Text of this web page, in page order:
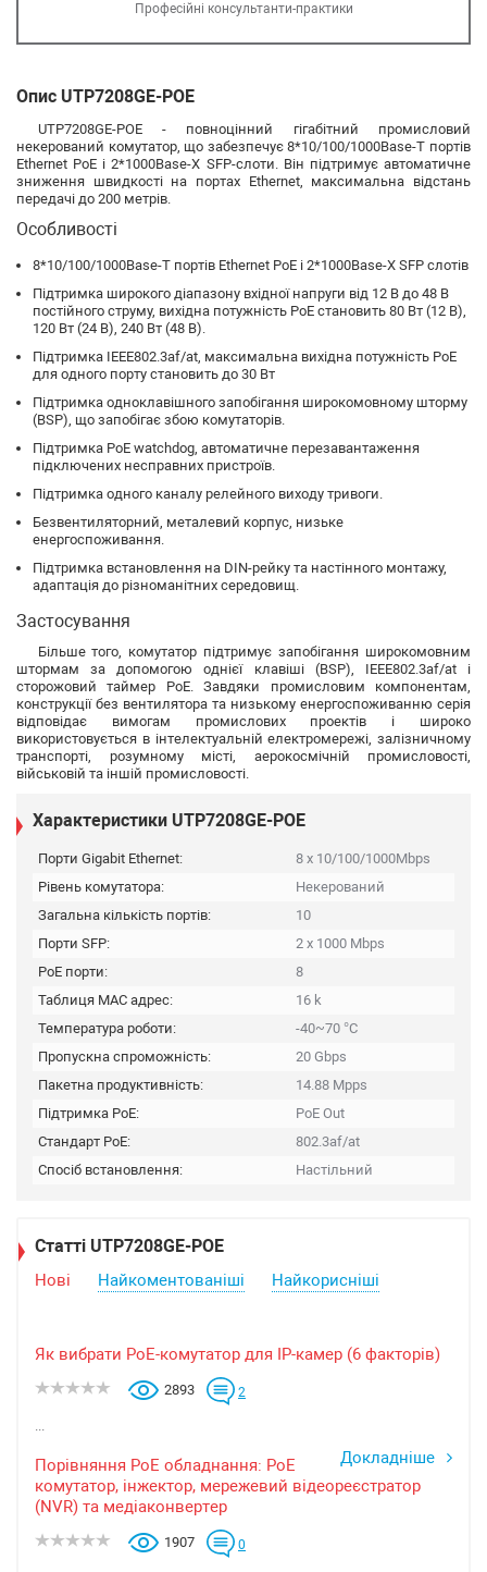
Професійні консультанти-практики
Опис UTP7208GE-POE
UTP7208GE-POE - повноцінний гігабітний промисловий
некерований комутатор, що забезпечує 8*10/100/1000Base-T портів
Ethernet PoE і 2*1000Base-X SFP-слоти. Він підтримує автоматичне
зниження швидкості на портах Ethernet, максимальна відстань
передачі до 200 метрів.
Особливості
8*10/100/1000Base-T портів Ethernet PoE і 2*1000Base-X SFP слотів
Підтримка широкого діапазону вхідної напруги від 12 В до 48 В
постійного струму, вихідна потужність PoE становить 80 Вт (12 В),
120 Вт (24 В), 240 Вт (48 В).
Підтримка IEEE802.3af/at, максимальна вихідна потужність PoE
для одного порту становить до 30 Вт
Підтримка одноклавішного запобігання широкомовному шторму
(BSP), що запобігає збою комутаторів.
Підтримка PoE watchdog, автоматичне перезавантаження
підключених несправних пристроїв.
Підтримка одного каналу релейного виходу тривоги.
Безвентиляторний, металевий корпус, низьке
енергоспоживання.
Підтримка встановлення на DIN-рейку та настінного монтажу,
адаптація до різноманітних середовищ.
Застосування
Більше того, комутатор підтримує запобігання широкомовним
штормам за допомогою однієї клавіші (BSP), IEEE802.3af/at і
сторожовий таймер PoE. Завдяки промисловим компонентам,
конструкції без вентилятора та низькому енергоспоживанню серія
відповідає вимогам промислових проектів і широко
використовується в інтелектуальній електромережі, залізничному
транспорті, розумному місті, аерокосмічній промисловості,
військовій та іншій промисловості.
Характеристики UTP7208GE-POE
Порти Gigabit Ethernet:
8 x 10/100/1000Mbps
Рівень комутатора:
Некерований
Загальна кількість портів:
10
Порти SFP:
2 x 1000 Mbps
PoE порти:
8
Таблиця MAC адрес:
16 k
Температура роботи:
-40~70 °C
Пропускна спроможність:
20 Gbps
Пакетна продуктивність:
14.88 Mpps
Підтримка PoE:
PoE Out
Стандарт PoE:
802.3af/at
Спосіб встановлення:
Настільний
Статті UTP7208GE-POE
Нові Найкоментованіші Найкорисніші
Як вибрати PoE-комутатор для IP-камер (6 факторів)
2893 2
...
Докладніше
Порівняння PoE обладнання: PoE
комутатор, інжектор, мережевий відеореєстратор
(NVR) та медіаконвертер
1907 0